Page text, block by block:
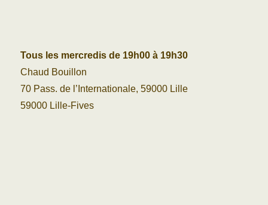
Tous les mercredis de 19h00 à 19h30
Chaud Bouillon
70 Pass. de l’Internationale, 59000 Lille
59000 Lille-Fives